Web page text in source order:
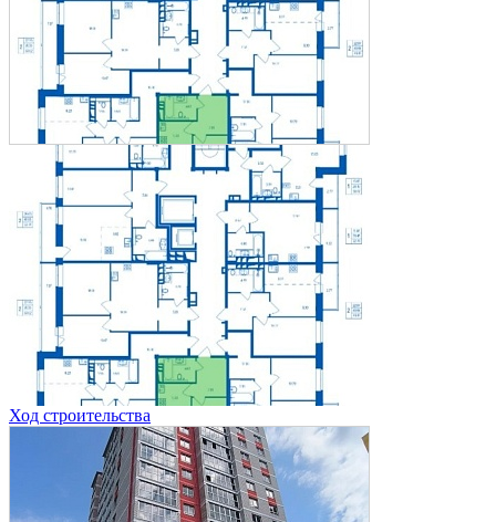
Ход строительства